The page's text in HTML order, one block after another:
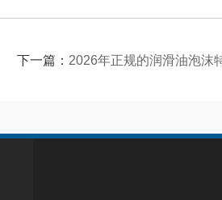
下一篇： 2026年正规的润滑油泡沫